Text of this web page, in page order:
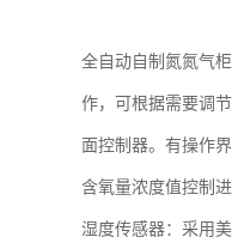
全自动自制氮氮气
作，可根据需要调
面控制器。有操作
含氧量浓度值控制
湿度传感器：采用